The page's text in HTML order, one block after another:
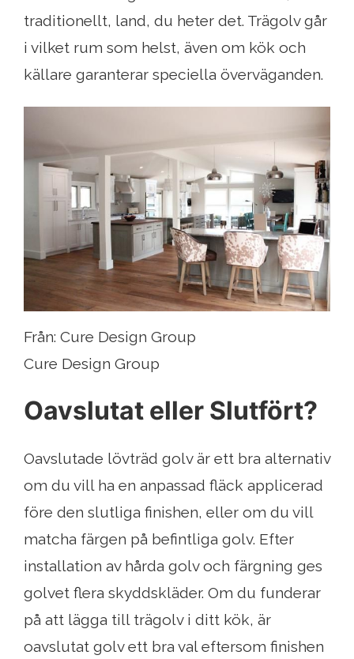
traditionellt, land, du heter det. Trägolv går
i vilket rum som helst, även om kök och
källare garanterar speciella överväganden.
Från: Cure Design Group
Cure Design Group
Oavslutat eller Slutfört?
Oavslutade lövträd golv är ett bra alternativ
om du vill ha en anpassad fläck applicerad
före den slutliga finishen, eller om du vill
matcha färgen på befintliga golv. Efter
installation av hårda golv och färgning ges
golvet flera skyddskläder. Om du funderar
på att lägga till trägolv i ditt kök, är
oavslutat golv ett bra val eftersom finishen